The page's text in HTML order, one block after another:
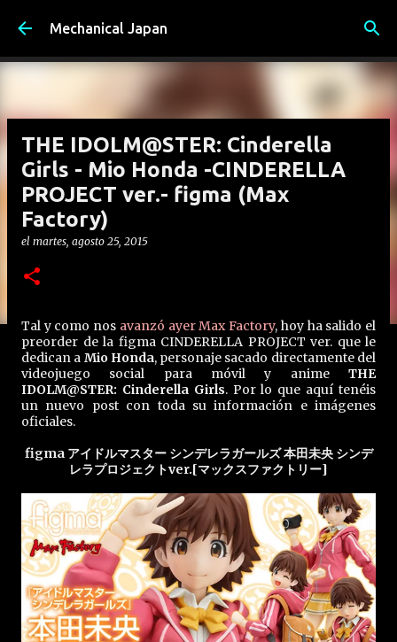
Ir al contenido principal
Mechanical Japan
THE IDOLM@STER: Cinderella
Girls - Mio Honda -CINDERELLA
PROJECT ver.- figma (Max
Factory)
el martes, agosto 25, 2015
Tal y como nos avanzó ayer Max Factory, hoy ha salido el
preorder de la figma CINDERELLA PROJECT ver. que le
dedican a Mio Honda, personaje sacado directamente del
videojuego social para móvil y anime THE
IDOLM@STER: Cinderella Girls. Por lo que aquí tenéis
un nuevo post con toda su información e imágenes
oficiales.
figma アイドルマスター シンデレラガールズ 本田未央 シンデ
レラプロジェクトver.[マックスファクトリー]